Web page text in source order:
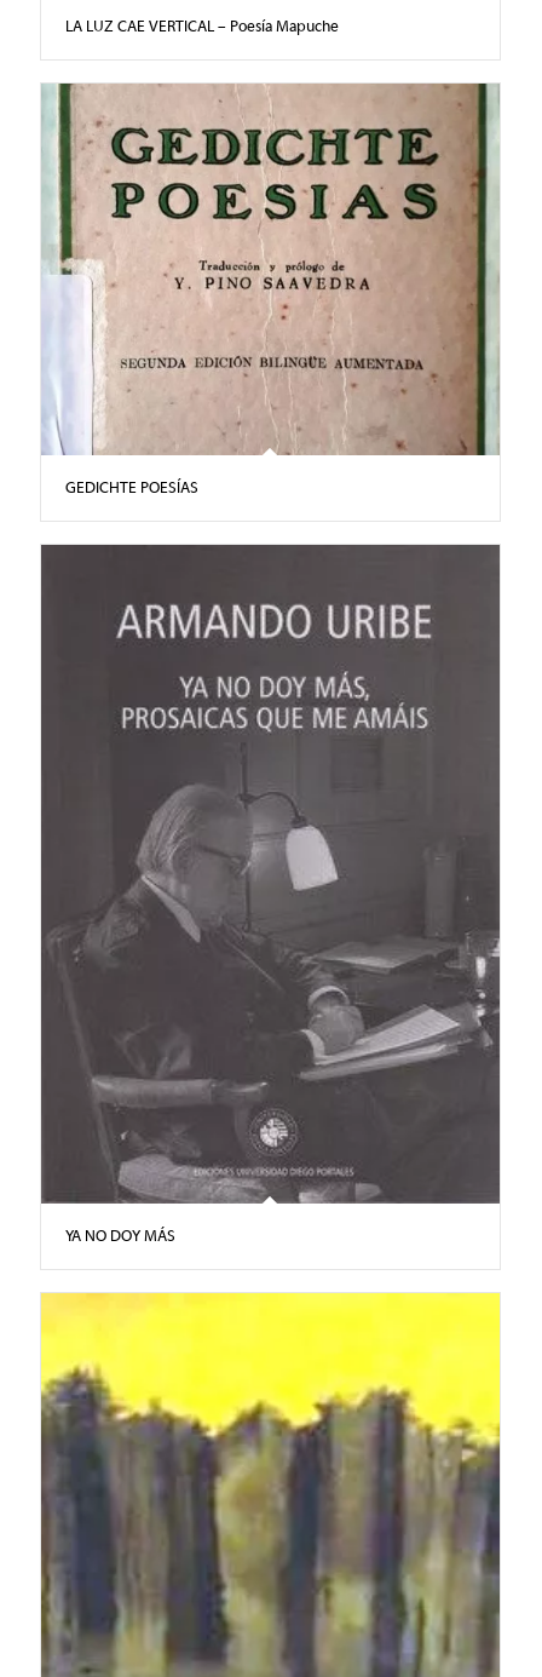
LA LUZ CAE VERTICAL – Poesía Mapuche
GEDICHTE POESÍAS
YA NO DOY MÁS